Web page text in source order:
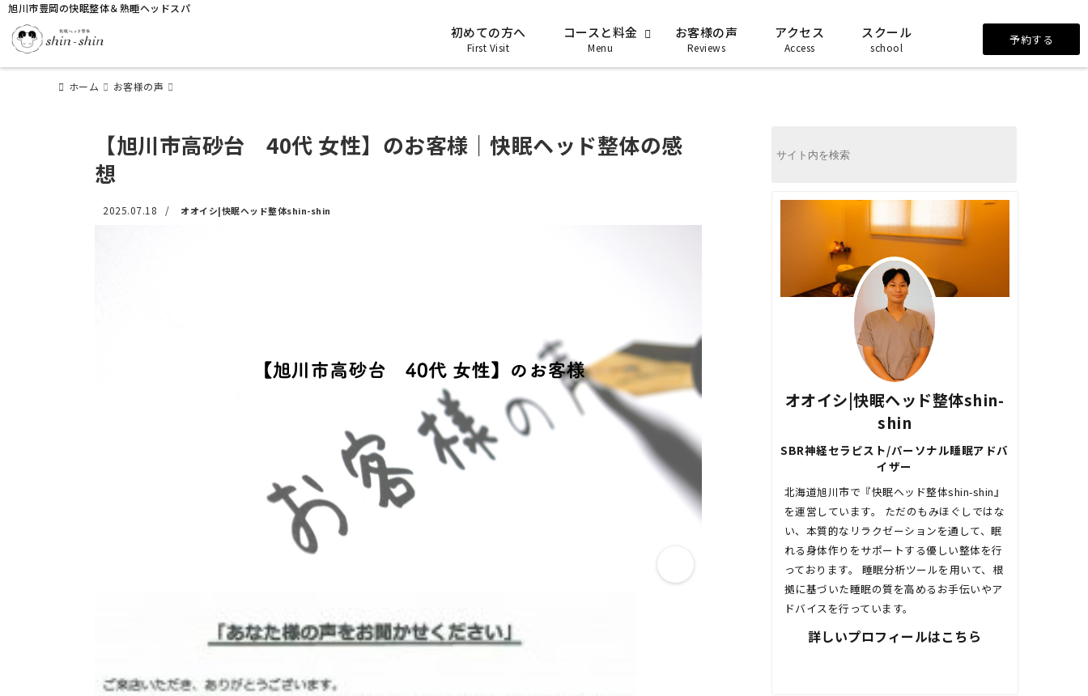
旭川市豊岡の快眠整体＆熟睡ヘッドスパ
初めての方へ
First Visit
コースと料金
Menu
お客様の声
Reviews
アクセス
Access
スクール
school
予約する
ホーム お客様の声
【旭川市高砂台 40代 女性】のお客様｜快眠ヘッド整体の感
想
2025.07.18 / オオイシ|快眠ヘッド整体shin-shin
オオイシ|快眠ヘッド整体shin-
shin
SBR神経セラピスト/パーソナル睡眠アドバ
イザー
北海道旭川市で『快眠ヘッド整体shin-shin』
を運営しています。 ただのもみほぐしではな
い、本質的なリラクゼーションを通して、眠
れる身体作りをサポートする優しい整体を行
っております。 睡眠分析ツールを用いて、根
拠に基づいた睡眠の質を高めるお手伝いやア
ドバイスを行っています。
詳しいプロフィールはこちら